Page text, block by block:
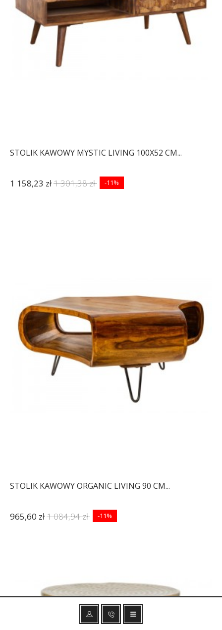
STOLIK KAWOWY MYSTIC LIVING 100X52 CM...
1 158,23 zł1 301,38 zł -11%
STOLIK KAWOWY ORGANIC LIVING 90 CM...
965,60 zł1 084,94 zł -11%